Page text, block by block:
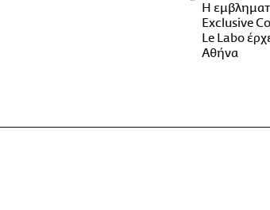
Η
Exclusive
Le Labo
Αθήνα